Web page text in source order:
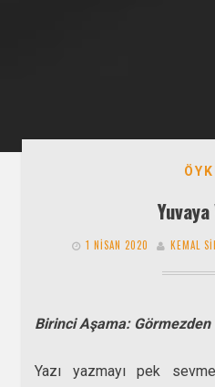
1 NISAN 2020 KEMAL
Birinci Aşama: Görmezden
Yazı yazmayı pek